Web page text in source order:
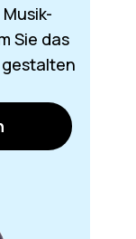
Sie das
gestalten